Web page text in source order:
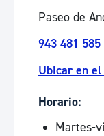
Paseo de
943 481 585
Ubicar en
Horario:
Martes-